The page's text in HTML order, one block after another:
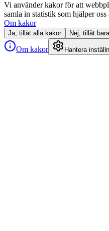
Vi använder kakor för att
samla in statistik som hjälper
Om kakor
Ja, tillåt alla kakor Nej, tillåt
Om kakor Hantera